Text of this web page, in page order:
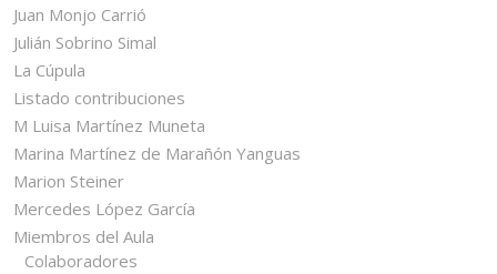
Juan Monjo Carrió
Julián Sobrino Simal
La Cúpula
Listado contribuciones
M Luisa Martínez Muneta
Marina Martínez de Marañón Yanguas
Marion Steiner
Mercedes López García
Miembros del Aula
Colaboradores